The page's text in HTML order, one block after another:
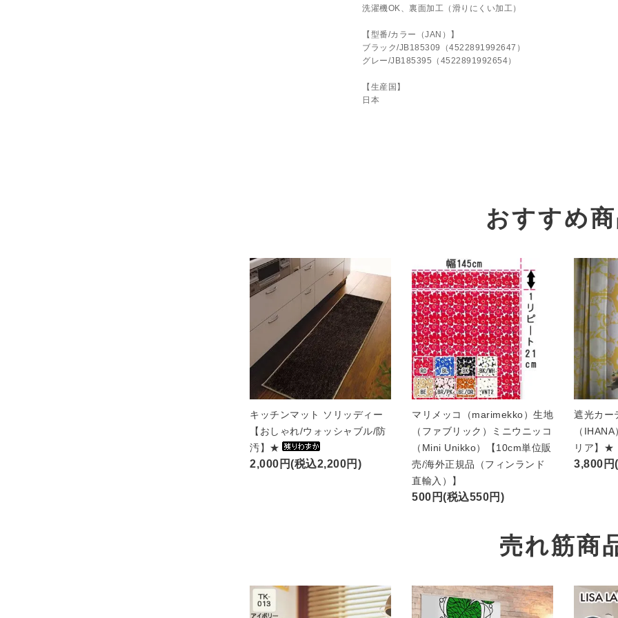
洗濯機OK、裏面加工（滑りにくい加工）
【型番/カラー（JAN）】
ブラック/JB185309（4522891992647）
グレー/JB185395（4522891992654）
【生産国】
日本
おすすめ
キッチンマット ソリッディー
【おしゃれ/ウォッシャブル/防
汚】★
2,000円(税込2,200円)
マリメッコ（marimekko）生地
（ファブリック）ミニウニッコ
（Mini Unikko）【10cm単位販
売/海外正規品（フィンランド
直輸入）】
500円(税込550円)
遮光カー
（
リア】★
3,800円
売れ筋商